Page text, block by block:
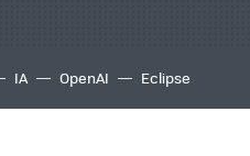
IA OpenAI Eclipse